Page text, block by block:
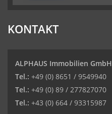
KONTAKT
ALPHAUS Immobilien GmbH
Tel.: +49 (0) 8651 / 9549940
Tel.: +49 (0) 89 / 277827070
Tel.: +43 (0) 664 / 93315987